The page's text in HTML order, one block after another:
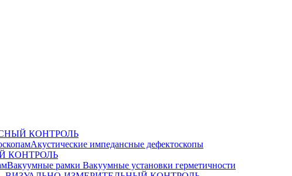
КОНТРОЛЬ
Акустические импедансные дефектоскопы
КОНТРОЛЬ
Вакуумные рамки Вакуумные установки герметичности